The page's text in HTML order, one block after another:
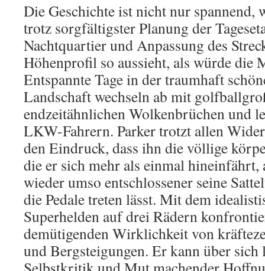
Die Geschichte ist nicht nur spannend,
trotz sorgfältigster Planung der
Nachtquartier und Anpassung des
Höhenprofil so aussieht, als würde die
Entspannte Tage in der traumhaft
Landschaft wechseln ab mit
endzeitähnlichen Wolkenbrüchen und
LKW-Fahrern. Parker trotzt allen
den Eindruck, dass ihn die völlige
die er sich mehr als einmal hineinfährt,
wieder umso entschlossener seine
die Pedale treten lässt. Mit dem
Superhelden auf drei Rädern
demütigenden Wirklichkeit von
und Bergsteigungen. Er kann über